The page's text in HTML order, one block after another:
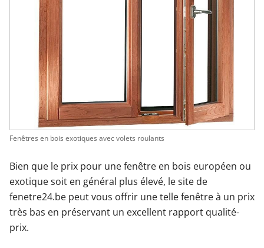
Fenêtres en bois exotiques avec volets roulants
Bien que le prix pour une fenêtre en bois européen ou
exotique soit en général plus élevé, le site de
fenetre24.be peut vous offrir une telle fenêtre à un prix
très bas en préservant un excellent rapport qualité-
prix.